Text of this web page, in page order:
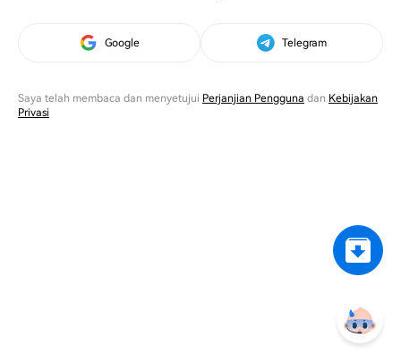
Google Telegram
Saya telah membaca dan menyetujui Perjanjian Pengguna dan Kebijakan
Privasi